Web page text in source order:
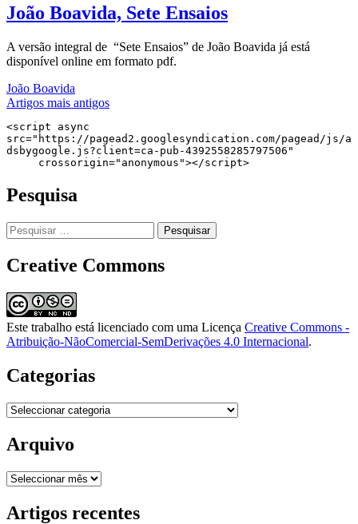
João Boavida, Sete Ensaios
A versão integral de “Sete Ensaios” de João Boavida já está
disponível online em formato pdf.
João Boavida
Navegação
de
artigos
Artigos mais antigos
<script async
src="https://pagead2.googlesyndication.com/pagead/js/a
dsbygoogle.js?client=ca-pub-4392558285797506"
     crossorigin="anonymous"></script>
Pesquisa
Pesquisar
por:
Creative Commons
Este trabalho está licenciado com uma Licença Creative Commons -
Atribuição-NãoComercial-SemDerivações 4.0 Internacional.
Categorias
Categorias
Arquivo
Arquivo
Artigos recentes